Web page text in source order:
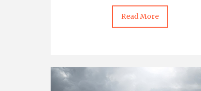
Read More